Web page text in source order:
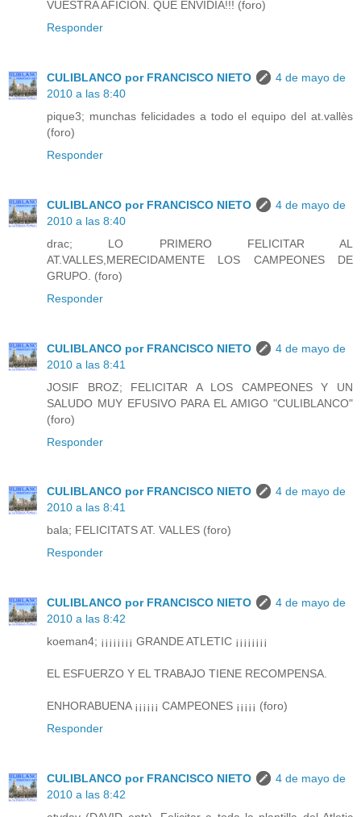
VUESTRA AFICIÓN. QUÉ ENVIDIA!!! (foro)
Responder
CULIBLANCO por FRANCISCO NIETO
4 de mayo de
2010 a las 8:40
pique3; munchas felicidades a todo el equipo del at.vallès
(foro)
Responder
CULIBLANCO por FRANCISCO NIETO
4 de mayo de
2010 a las 8:40
drac; LO PRIMERO FELICITAR AL
AT.VALLES,MERECIDAMENTE LOS CAMPEONES DE
GRUPO. (foro)
Responder
CULIBLANCO por FRANCISCO NIETO
4 de mayo de
2010 a las 8:41
JOSIF BROZ; FELICITAR A LOS CAMPEONES Y UN
SALUDO MUY EFUSIVO PARA EL AMIGO "CULIBLANCO"
(foro)
Responder
CULIBLANCO por FRANCISCO NIETO
4 de mayo de
2010 a las 8:41
bala; FELICITATS AT. VALLES (foro)
Responder
CULIBLANCO por FRANCISCO NIETO
4 de mayo de
2010 a las 8:42
koeman4; ¡¡¡¡¡¡¡¡ GRANDE ATLETIC ¡¡¡¡¡¡¡¡
EL ESFUERZO Y EL TRABAJO TIENE RECOMPENSA.
ENHORABUENA ¡¡¡¡¡¡ CAMPEONES ¡¡¡¡¡ (foro)
Responder
CULIBLANCO por FRANCISCO NIETO
4 de mayo de
2010 a las 8:42